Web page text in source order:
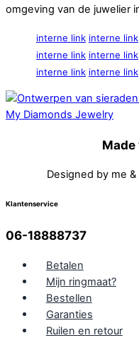
omgeving van de juwelier
interne link interne link
interne link interne link
interne link interne link
Designed by me
Klantenservice
06-18888737
Betalen
Mijn ringmaat?
Bestellen
Garanties
Ruilen en retour